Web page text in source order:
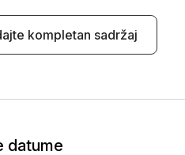
kompletan sadržaj
datume